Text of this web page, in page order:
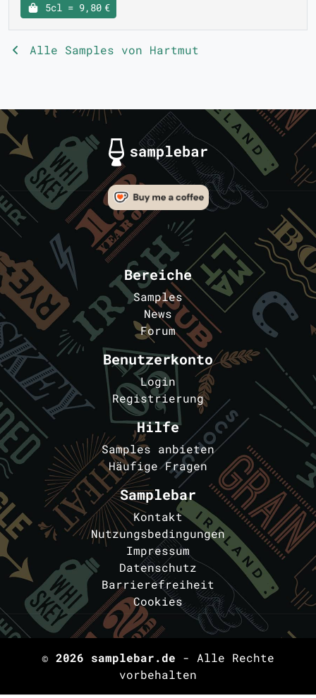
5cl = 9,80 €
Alle Samples von Hartmut
Bereiche
Samples
News
Forum
Benutzerkonto
Login
Registrierung
Hilfe
Samples anbieten
Häufige Fragen
Samplebar
Kontakt
Nutzungsbedingungen
Impressum
Datenschutz
Barrierefreiheit
Cookies
© 2026 samplebar.de - Alle Rechte
vorbehalten